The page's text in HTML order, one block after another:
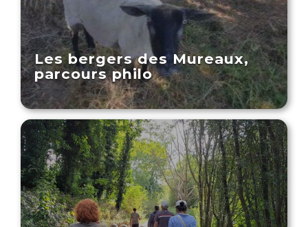
Les bergers des Mureaux,
parcours philo